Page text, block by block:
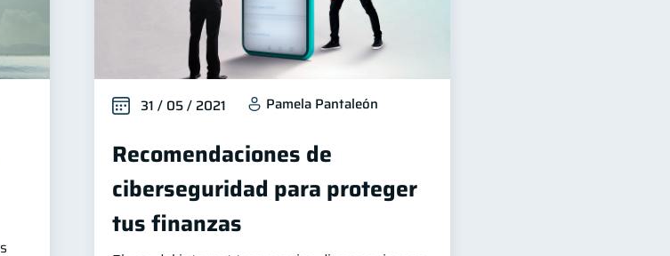
31 / 05 / 2021 Pamela Pantaleón
Recomendaciones de
ciberseguridad para proteger
tus finanzas